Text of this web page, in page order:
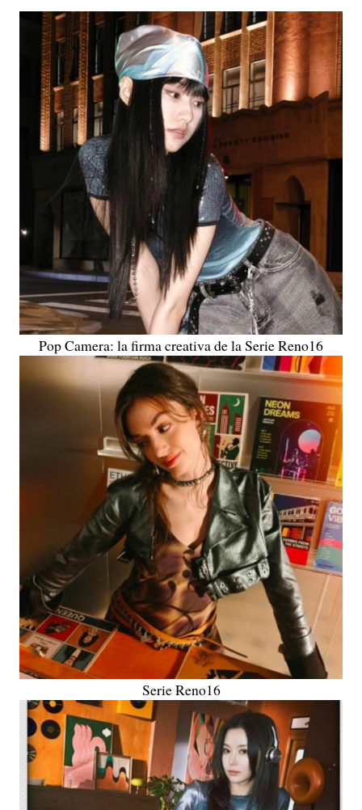
Pop Camera: la firma creativa de la Serie Reno16
Serie Reno16